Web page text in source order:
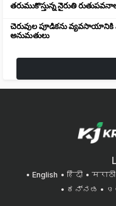
తరుముకొస్తున్న నైరుతి
చెరువుల పూడికను వ్యవసాయానికి
అనుమతులు
English हिंदी मराठी
ಕನ್ನಡ